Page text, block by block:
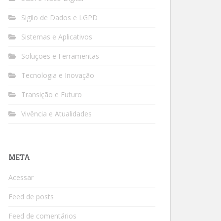
Sigilo de Dados e LGPD
Sistemas e Aplicativos
Soluções e Ferramentas
Tecnologia e Inovação
Transição e Futuro
Vivência e Atualidades
META
Acessar
Feed de posts
Feed de comentários